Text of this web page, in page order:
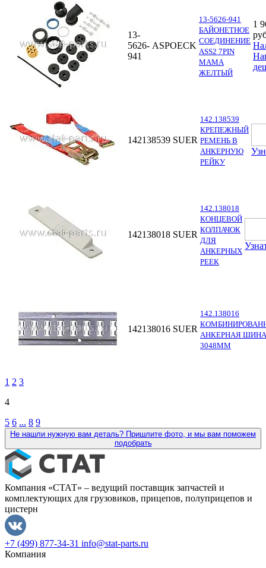
13-
5626-
941
ASPOECK
13-5626-941
БАЙОНЕТНОЕ
СОЕДИНЕНИЕ
ASS2 7PIN
МАМА
ЖЕЛТЫЙ
1
142138539 SUER
142.138539
КРЕПЕЖНЫЙ
РЕМЕНЬ В
АНКЕРНУЮ
РЕЙКУ
142138018 SUER
142.138018
КОНЦЕВОЙ
КОЛПАЧОК
ДЛЯ
АНКЕРНЫХ
РЕЕК
142138016 SUER
142.138016
АНКЕРНАЯ
3048ММ
1 2 3
4
5 6 ... 8 9
Не нашли нужную вам деталь? Пришлите фото, и мы вам поможем
подобрать
Компания «СТАТ» – ведущий поставщик запчастей и
комплектующих для грузовиков, прицепов, полуприцепов и
цистерн
+7 (499) 877-34-31 info@stat-parts.ru
Компания